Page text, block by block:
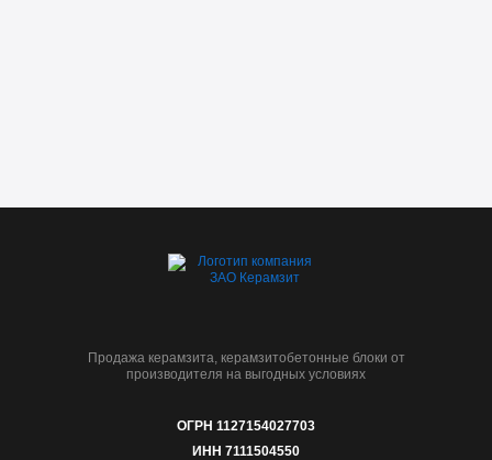
Продажа керамзита, керамзитобетонные блоки от
производителя на выгодных условиях
ОГРН 1127154027703
ИНН 7111504550